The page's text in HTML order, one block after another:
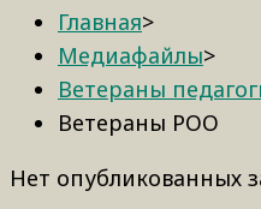
Главная>
Медиафайлы>
Ветераны
Ветераны РОО
Нет опубликованных